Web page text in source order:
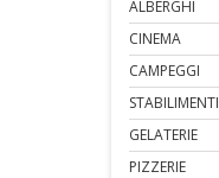
ALBERGHI
CINEMA
CAMPEGGI
GELATERIE
PIZZERIE